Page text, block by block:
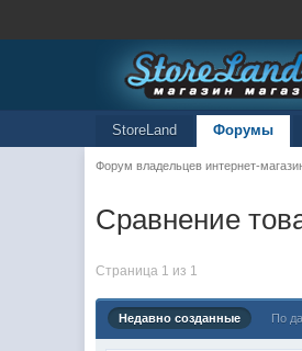
StoreLand Форумы
Форум владельцев интернет-
Сравнение
Страница 1 из 1
Недавно созданные По